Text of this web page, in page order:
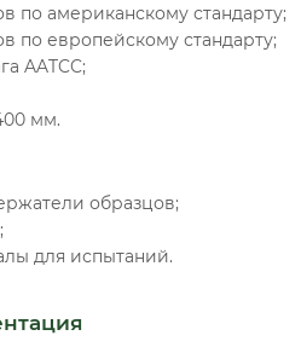
по американскому стандарту;
по европейскому стандарту;
AATCC;
мм.
образцов;
для испытаний.